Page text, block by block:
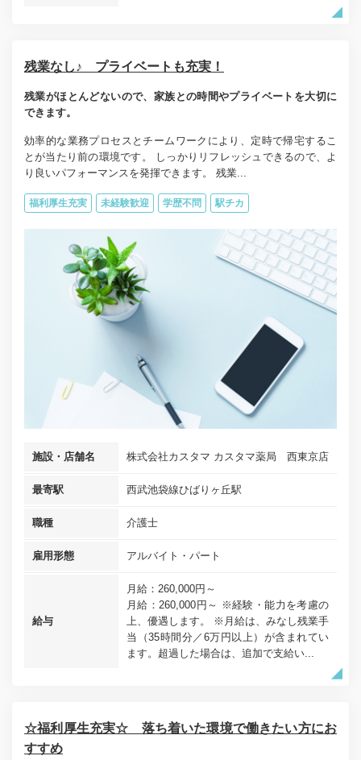
残業なし♪ プライベートも充実！
残業がほとんどないので、家族との時間やプライベートを大切に
できます。
効率的な業務プロセスとチームワークにより、定時で帰宅するこ
とが当たり前の環境です。 しっかりリフレッシュできるので、よ
り良いパフォーマンスを発揮できます。 残業...
福利厚生充実 未経験歓迎 学歴不問 駅チカ
施設・店舗名 株式会社カスタマ カスタマ薬局 西東京店
最寄駅 西武池袋線ひばりヶ丘駅
職種 介護士
雇用形態 アルバイト・パート
給与
月給：260,000円～
月給：260,000円～ ※経験・能力を考慮の
上、優遇します。 ※月給は、みなし残業手
当（35時間分／6万円以上）が含まれてい
ます。超過した場合は、追加で支給い...
☆福利厚生充実☆ 落ち着いた環境で働きたい方にお
すすめ